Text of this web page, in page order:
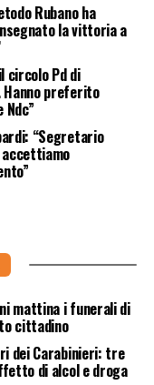
Rubano ha
la vittoria a
circolo Pd di
Hanno preferito
“Segretario
mattina i funerali di
cittadino
dei Carabinieri: tre
di alcol e droga